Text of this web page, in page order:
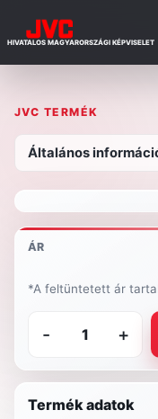
HIVATALOS MAGYARORSZÁGI KÉPVISELET
JVC TERMÉK
Általános
ÁR
*A feltüntetett ár
- +
Termék adatok